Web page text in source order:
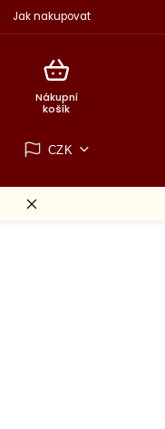
Jak nakupovat
Nákupní
košík
CZK